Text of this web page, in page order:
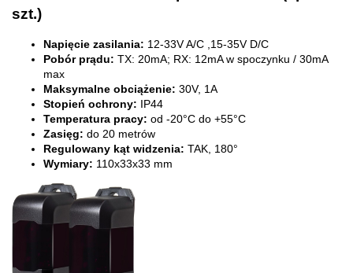
szt.)
Napięcie zasilania: 12-33V A/C ,15-35V D/C
Pobór prądu: TX: 20mA; RX: 12mA w spoczynku / 30mA
max
Maksymalne obciążenie: 30V, 1A
Stopień ochrony: IP44
Temperatura pracy: od -20°C do +55°C
Zasięg: do 20 metrów
Regulowany kąt widzenia: TAK, 180°
Wymiary: 110x33x33 mm